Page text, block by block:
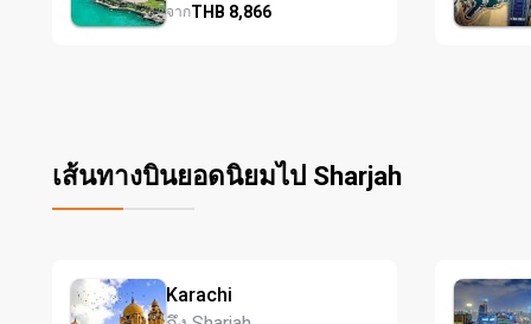
จากTHB 8,866
เส้นทางบินยอดนิยมไป Sharjah
Karachi